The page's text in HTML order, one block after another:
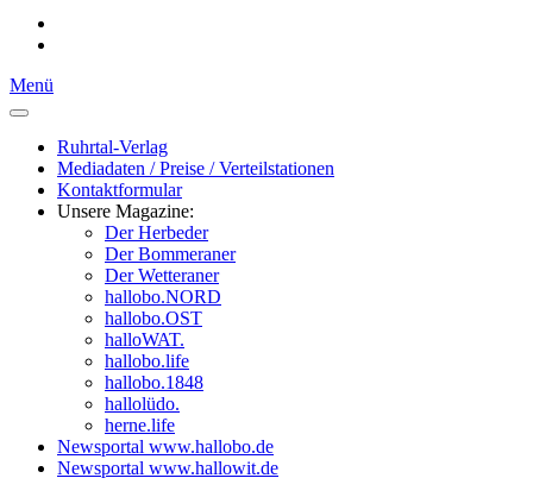
Menü
Ruhrtal-Verlag
Mediadaten / Preise / Verteilstationen
Kontaktformular
Unsere Magazine:
Der Herbeder
Der Bommeraner
Der Wetteraner
hallobo.NORD
hallobo.OST
halloWAT.
hallobo.life
hallobo.1848
hallolüdo.
herne.life
Newsportal www.hallobo.de
Newsportal www.hallowit.de